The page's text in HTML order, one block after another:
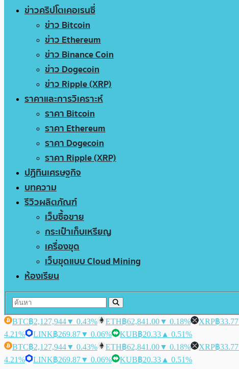
ข่าวคริปโตเคอเรนซี่
ข่าว Bitcoin
ข่าว Ethereum
ข่าว Binance Coin
ข่าว Dogecoin
ข่าว Ripple (XRP)
ราคาและการวิเคราะห์
ราคา Bitcoin
ราคา Ethereum
ราคา Dogecoin
ราคา Ripple (XRP)
ปฏิทินเศรษฐกิจ
บทความ
รีวิวผลิตภัณฑ์
เว็บซื้อขาย
กระเป๋าเก็บเหรียญ
เครื่องขุด
เว็บขุดแบบ Cloud Mining
ห้องเรียน
BTC฿2,127,944▼ 0.43% ETH฿62,841.00▼ 0.18% XRP฿33.77
4.21%
LINK฿269.87▼ 0.06% KUB฿20.33 ▲ 0.51%
BTC฿2,127,944▼ 0.43% ETH฿62,841.00▼ 0.18% XRP฿33.77
4.21%
LINK฿269.87▼ 0.06% KUB฿20.33 ▲ 0.51%